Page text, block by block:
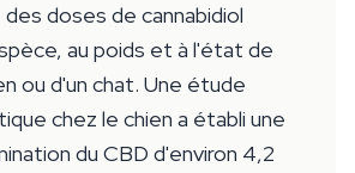
doses de cannabidiol
au poids et à l'état de
ou d'un chat. Une étude
chez le chien a établi une
du CBD d'environ 4,2